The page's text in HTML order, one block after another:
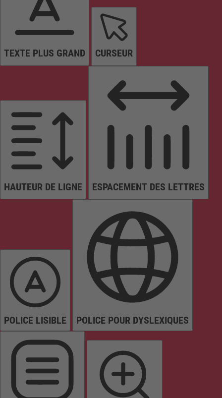
TEXTE PLUS GRAND CURSEUR
HAUTEUR DE LIGNE ESPACEMENT DES LETTRES
POLICE LISIBLE POLICE POUR DYSLEXIQUES